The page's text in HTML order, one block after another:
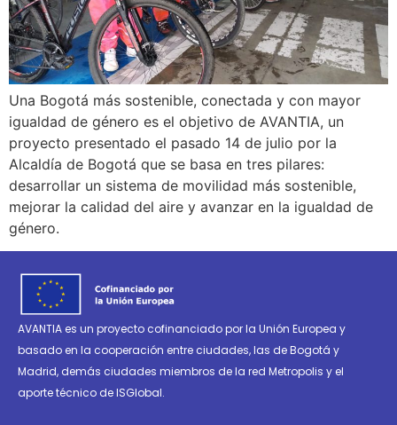
Una Bogotá más sostenible, conectada y con mayor
igualdad de género es el objetivo de AVANTIA, un
proyecto presentado el pasado 14 de julio por la
Alcaldía de Bogotá que se basa en tres pilares:
desarrollar un sistema de movilidad más sostenible,
mejorar la calidad del aire y avanzar en la igualdad de
género.
AVANTIA es un proyecto cofinanciado por la Unión Europea y
basado en la cooperación entre ciudades, las de Bogotá y
Madrid, demás ciudades miembros de la red Metropolis y el
aporte técnico de ISGlobal.